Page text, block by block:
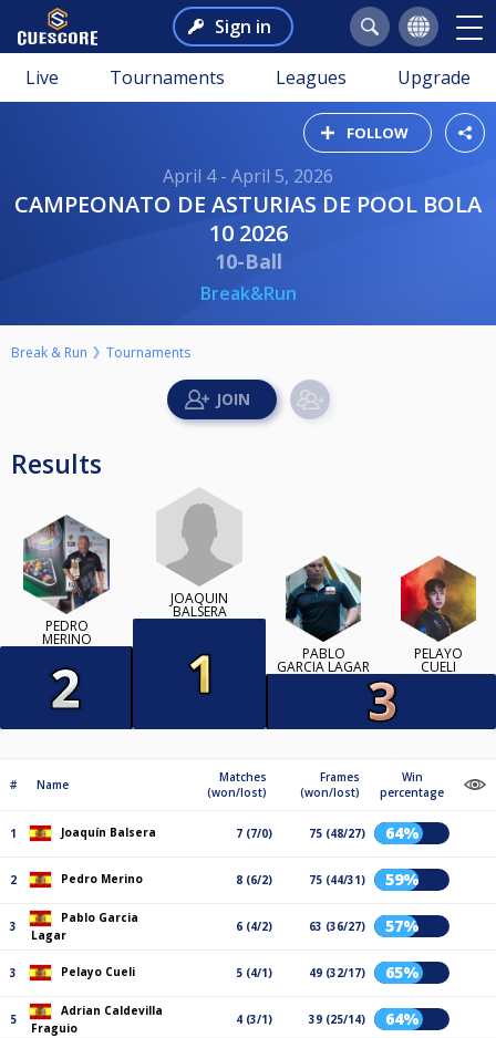
Sign in
Live Tournaments Leagues Upgrade
FOLLOW
April 4 - April 5, 2026
CAMPEONATO DE ASTURIAS DE POOL BOLA
10 2026
10-Ball
Break&Run
Break & Run Tournaments
Results
PEDRO
MERINO
JOAQUÍN
BALSERA
PABLO
GARCIA LAGAR
PELAYO
CUELI
# Name
Matches
(won/lost)
Frames
(won/lost)
Win
percentage
1 Joaquín Balsera 7 (7/0) 75 (48/27) 64%
2 Pedro Merino 8 (6/2) 75 (44/31) 59%
3
Pablo Garcia
Lagar
6 (4/2) 63 (36/27) 57%
3 Pelayo Cueli 5 (4/1) 49 (32/17) 65%
5
Adrian Caldevilla
Fraguio
4 (3/1) 39 (25/14) 64%